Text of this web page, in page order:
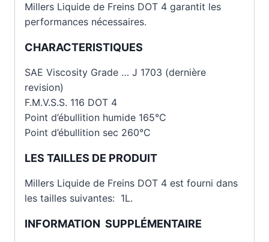
Millers Liquide de Freins DOT 4 garantit les
performances nécessaires.
CHARACTERISTIQUES
SAE Viscosity Grade … J 1703 (dernière
revision)
F.M.V.S.S. 116 DOT 4
Point d’ébullition humide 165°C
Point d’ébullition sec 260°C
LES TAILLES DE PRODUIT
Millers Liquide de Freins DOT 4 est fourni dans
les tailles suivantes: 1L.
INFORMATION SUPPLÉMENTAIRE